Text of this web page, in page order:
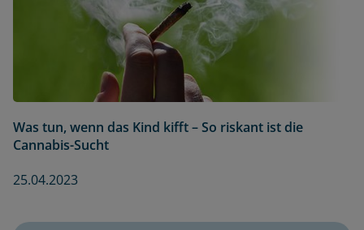
Was tun, wenn das Kind kifft – So riskant ist die
Cannabis-Sucht
25.04.2023